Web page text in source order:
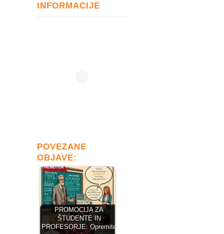
INFORMACIJE
POVEZANE
OBJAVE:
PROMOCIJA ZA
ŠTUDENTE IN
PROFESORJE: Opremite